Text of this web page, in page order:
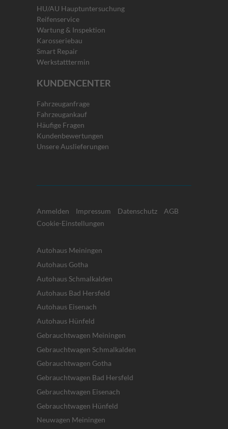
HU/AU Hauptuntersuchung
Reifenservice
Wartung & Inspektion
Karosseriebau
Smart Repair
Werkstatttermin
KUNDENCENTER
Fahrzeuganfrage
Fahrzeugankauf
Häufige Fragen
Kundenbewertungen
Unsere Auslieferungen
Anmelden Impressum Datenschutz
AGB
Cookie-Einstellungen
Autohaus Meiningen
Autohaus Gotha
Autohaus Schmalkalden
Autohaus Bad Hersfeld
Autohaus Eisenach
Autohaus Hünfeld
Gebrauchtwagen Meiningen
Gebrauchtwagen Schmalkalden
Gebrauchtwagen Gotha
Gebrauchtwagen Bad Hersfeld
Gebrauchtwagen Eisenach
Gebrauchtwagen Hünfeld
Neuwagen Meiningen